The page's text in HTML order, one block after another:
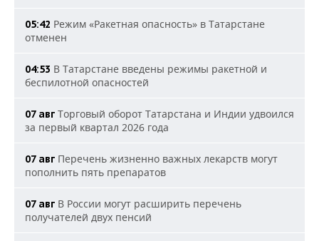
05:42 Режим «Ракетная опасность» в Татарстане
отменен
04:53 В Татарстане введены режимы ракетной и
беспилотной опасностей
07 авг Торговый оборот Татарстана и Индии удвоился
за первый квартал 2026 года
07 авг Перечень жизненно важных лекарств могут
пополнить пять препаратов
07 авг В России могут расширить перечень
получателей двух пенсий